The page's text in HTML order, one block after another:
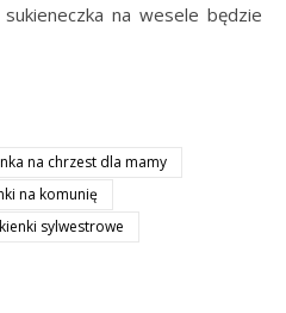
na wesele będzie
na chrzest dla mamy
na komunię
sylwestrowe